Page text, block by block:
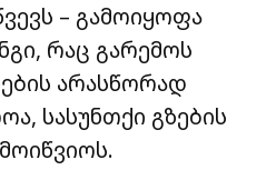
– გამოიყოფა
რაც გარემოს
არასწორად
სასუნთქი გზების